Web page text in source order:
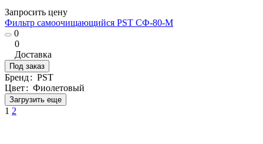
Запросить цену
Фильтр самоочищающийся PST СФ-80-М
0
0
Доставка
Под заказ
Бренд: PST
Цвет: Фиолетовый
Загрузить еще
1 2